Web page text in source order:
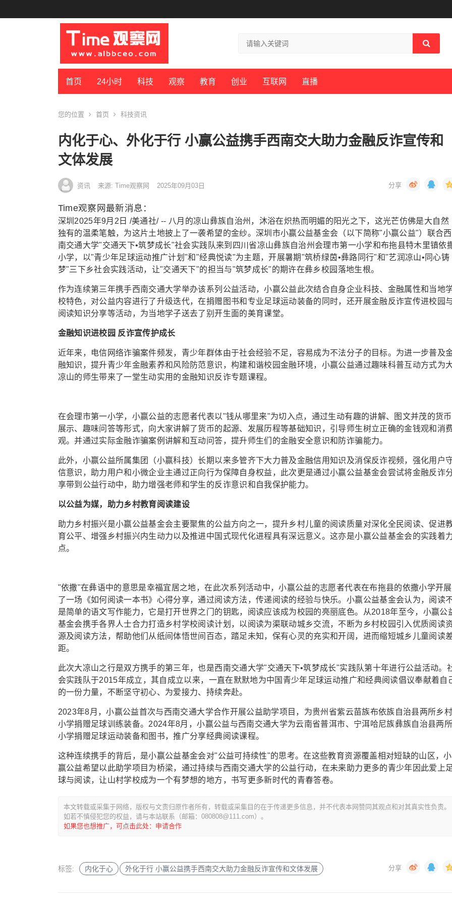
首页 24小时 科技 观察 教育 创业 互联网 直播
您的位置 首页 科技资讯
内化于心、外化于行 小赢公益携手西南交大助力金融反诈宣传和
文体发展
资讯 来源: Time观察网 2025年09月03日
Time观察网最新消息：
深圳 2025年9月2日 /美通社/ -- 八月的凉山彝族自治州，沐浴在炽热而明媚的阳光之下，这光芒仿佛是大自然
独有的温柔笔触，为这片土地披上了一袭希望的金纱。深圳市小赢公益基金会（以下简称"小赢公益"）联合西
南交通大学"交通天下•筑梦成长"社会实践队来到四川省凉山彝族自治州会理市第一小学和布拖县特木里镇依
小学，以"青少年足球运动推广计划"和"经典悦读"为主题，开展暑期"筑桥绿茵•彝路同行"和"艺润凉山•同心铸
梦"三下乡社会实践活动，让"交通天下"的担当与"筑梦成长"的期许在彝乡校园落地生根。
作为连续第三年携手西南交通大学举办该系列公益活动，小赢公益此次结合自身企业科技、金融属性和当地
校特色，对公益内容进行了升级迭代，在捐赠图书和专业足球运动装备的同时，还开展金融反诈宣传进校园
阅读知识分享等活动，为当地学子送去了别开生面的美育课堂。
金融知识进校园 反诈宣传护成长
近年来，电信网络诈骗案件频发，青少年群体由于社会经验不足，容易成为不法分子的目标。为进一步普及
融知识，提升青少年金融素养和风险防范意识，构建和谐校园金融环境，小赢公益通过趣味科普互动方式为
凉山的师生带来了一堂生动实用的金融知识反诈专题课程。
在会理市第一小学，小赢公益的志愿者代表以"钱从哪里来"为切入点，通过生动有趣的讲解、图文并茂的货币
展示、趣味问答等形式，向大家讲解了货币的起源、发展历程等基础知识，引导师生树立正确的金钱观和消
观。并通过实际金融诈骗案例讲解和互动问答，提升师生们的金融安全意识和防诈骗能力。
此外，小赢公益所属集团（小赢科技）长期以来多管齐下大力普及金融信用知识及消保反诈视频，强化用户
信意识，助力用户和小微企业主通过正向行为保障自身权益，此次更是通过小赢公益基金会尝试将金融反诈
享带到公益行动中，助力增强老师和学生的反诈意识和自我保护能力。
以公益为媒，助力乡村教育阅读建设
助力乡村振兴是小赢公益基金会主要聚焦的公益方向之一，提升乡村儿童的阅读质量对深化全民阅读、促进
育公平、增强乡村振兴内生动力以及推进中国式现代化进程具有深远意义。这亦是小赢公益基金会的实践着
点。
"依撒"在彝语中的意思是幸福宜居之地，在此次系列活动中，小赢公益的志愿者代表在布拖县的依撒小学开展
了一场《如何阅读一本书》心得分享，通过阅读方法，传递阅读的经验与快乐。小赢公益基金会认为，阅读
是简单的语文写作能力，它是打开世界之门的钥匙，阅读应该成为校园的亮丽底色。从2018年至今，小赢公
基金会携手各界人士合力打造乡村学校阅读计划，以阅读为渠联动城乡交流，不断为乡村校园引入优质阅读
源及阅读方法，帮助他们从纸间体悟世间百态，踏足未知，保有心灵的充实和开阔，进而缩短城乡儿童阅读
距。
此次大凉山之行是双方携手的第三年，也是西南交通大学"交通天下•筑梦成长"实践队第十年进行公益活动。
会实践队于2015年成立，其自成立以来，一直在默默地为中国青少年足球运动推广和经典阅读倡议奉献着自
的一份力量，不断坚守初心、为爱接力、持续奔赴。
2023年8月，小赢公益首次与西南交通大学合作开展公益助学项目，为贵州省紫云苗族布依族自治县两所乡村
小学捐赠足球训练装备。2024年8月，小赢公益与西南交通大学为云南省普洱市、宁洱哈尼族彝族自治县两所
小学捐赠足球运动装备和图书，推广分享经典阅读课程。
这种连续携手的背后，是小赢公益基金会对"公益可持续性"的思考。在这些教育资源覆盖相对短缺的山区，小
赢公益希望以此助学项目为桥梁，通过持续与西南交通大学的公益行动，在未来助力更多的青少年因此爱上足
球与阅读，让山村学校成为一个有梦想的地方，书写更多新时代的青春答卷。
本文转载或采集于网络，版权与文责归原作者所有，转载或采集目的在于传递更多信息，并不代表本网赞同其观点和对其真实性负责。
如若不慎侵犯您的权益，请与本站联系（邮箱：080808@111.com）。
如果您也想推广，可点击此处：申请合作
标签: 内化于心 外化于行 小赢公益携手西南交大助力金融反诈宣传和文体发展